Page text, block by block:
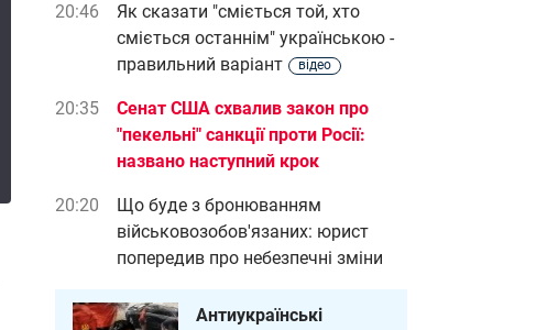
20:46
Як сказати "сміється той, хто
сміється останнім" українською -
правильний варіант
відео
20:35
Сенат США схвалив закон про
"пекельні" санкції проти Росії:
названо наступний крок
20:20
Що буде з бронюванням
військовозобов'язаних: юрист
попередив про небезпечні зміни
Антиукраїнські